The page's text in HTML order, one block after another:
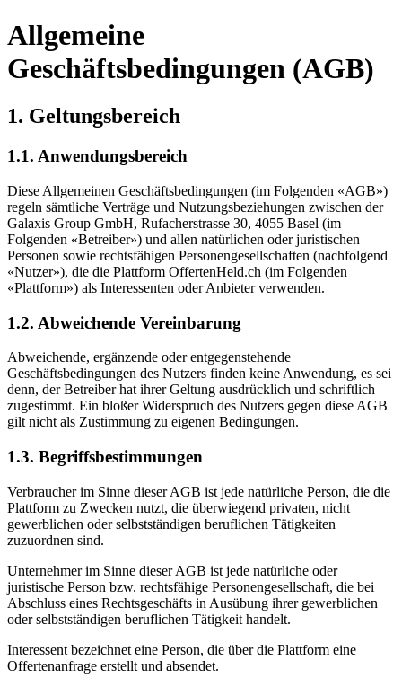
Allgemeine
Geschäftsbedingungen (AGB)
1. Geltungsbereich
1.1. Anwendungsbereich
Diese Allgemeinen Geschäftsbedingungen (im Folgenden «AGB»)
regeln sämtliche Verträge und Nutzungsbeziehungen zwischen der
Galaxis Group GmbH, Rufacherstrasse 30, 4055 Basel (im
Folgenden «Betreiber») und allen natürlichen oder juristischen
Personen sowie rechtsfähigen Personengesellschaften (nachfolgend
«Nutzer»), die die Plattform OffertenHeld.ch (im Folgenden
«Plattform») als Interessenten oder Anbieter verwenden.
1.2. Abweichende Vereinbarung
Abweichende, ergänzende oder entgegenstehende
Geschäftsbedingungen des Nutzers finden keine Anwendung, es sei
denn, der Betreiber hat ihrer Geltung ausdrücklich und schriftlich
zugestimmt. Ein bloßer Widerspruch des Nutzers gegen diese AGB
gilt nicht als Zustimmung zu eigenen Bedingungen.
1.3. Begriffsbestimmungen
Verbraucher im Sinne dieser AGB ist jede natürliche Person, die die
Plattform zu Zwecken nutzt, die überwiegend privaten, nicht
gewerblichen oder selbstständigen beruflichen Tätigkeiten
zuzuordnen sind.
Unternehmer im Sinne dieser AGB ist jede natürliche oder
juristische Person bzw. rechtsfähige Personengesellschaft, die bei
Abschluss eines Rechtsgeschäfts in Ausübung ihrer gewerblichen
oder selbstständigen beruflichen Tätigkeit handelt.
Interessent bezeichnet eine Person, die über die Plattform eine
Offertenanfrage erstellt und absendet.